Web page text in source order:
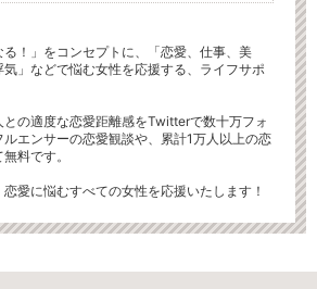
る！」をコンセプトに、「恋愛、仕事、美
」などで悩む女性を応援する、ライフサポ
の適度な恋愛距離感をTwitterで数十万フォ
ルエンサーの恋愛観談や、累計1万人以上の恋
料です。
愛に悩むすべての女性を応援いたします！